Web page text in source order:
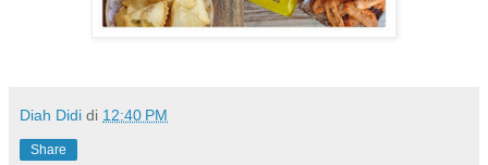
Diah Didi di 12:40 PM
Share